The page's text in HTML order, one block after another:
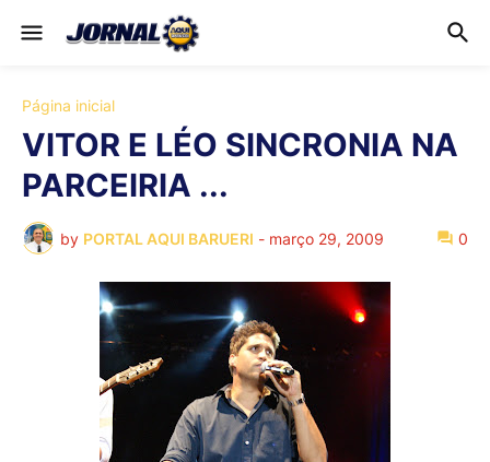
Página inicial
VITOR E LÉO SINCRONIA NA
PARCEIRIA ...
by PORTAL AQUI BARUERI - março 29, 2009 0